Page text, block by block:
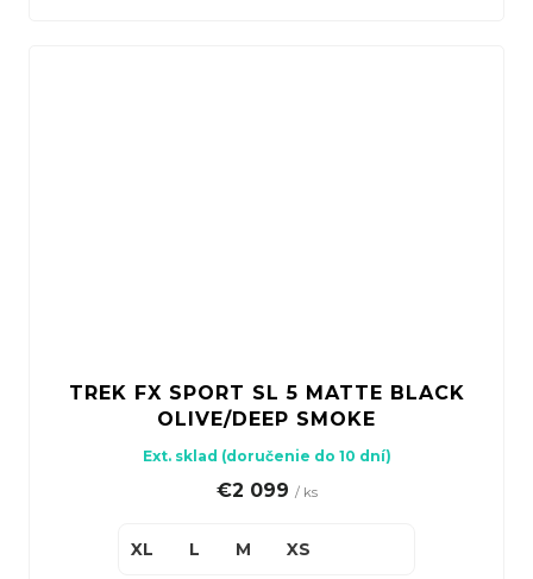
TREK FX SPORT SL 5 MATTE BLACK
OLIVE/DEEP SMOKE
Ext. sklad (doručenie do 10 dní)
€2 099 / ks
XL L M XS